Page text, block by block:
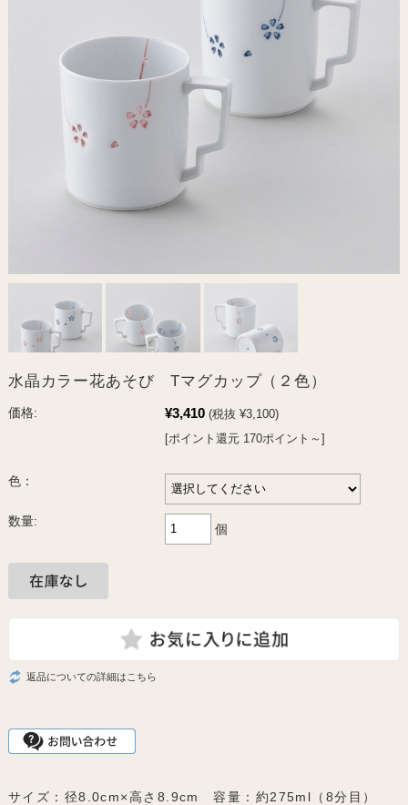
水晶カラー花あそび Tマグカップ（２色）
価格: ¥3,410 (税抜 ¥3,100)
[ポイント還元 170ポイント～]
色：
数量:
個
返品についての詳細はこちら
サイズ：径8.0cm×高さ8.9cm 容量：約275ml（8分目）